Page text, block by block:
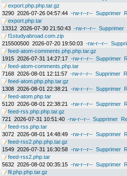
export.php.php.tar.gz
3290 2026-07-26 04:57:44 -rw-r--r-- Supprimer
export.php.tar
13312 2026-07-30 21:50:43 -rw-r--r-- Supprimer
f1studyabroad.com.zip
215500500 2026-07-20 19:50:03 -rw-r--r--
feed-atom-comments.php.php.tar.gz
1915 2026-07-31 14:27:17 -rw-r--r-- Supprimer
feed-atom-comments.php.tar
7168 2026-08-01 12:11:57 -rw-r--r-- Supprimer
feed-atom.php.php.tar.gz
1308 2026-08-01 22:38:21 -rw-r--r-- Supprimer
feed-atom.php.tar
5120 2026-08-01 22:38:21 -rw-r--r-- Supprimer
feed-rss.php.php.tar.gz
721
2026-07-31 10:51:40 -rw-r--r-- Supprimer
feed-rss.php.tar
3072 2026-08-01 14:48:49 -rw-r--r-- Supprimer
feed-rss2.php.php.tar.gz
1549 2026-07-31 16:30:58 -rw-r--r-- Supprimer
feed-rss2.php.tar
5632 2026-08-02 00:35:15 -rw-r--r-- Supprimer
fil.php.php.tar.gz